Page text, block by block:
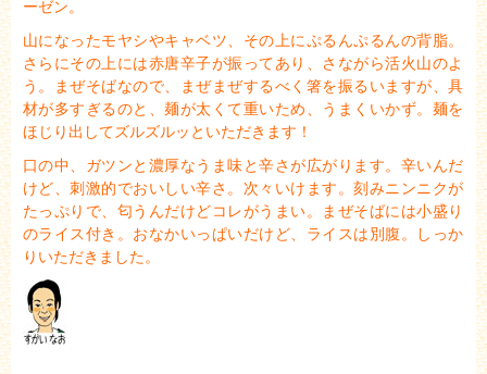
ーゼン。
山になったモヤシやキャベツ、その上にぷるんぷるんの背脂。
さらにその上には赤唐辛子が振ってあり、さながら活火山のよ
う。
まぜそばなので、まぜまぜするべく箸を振るいますが、具
材が多すぎるのと、麺が太くて重いため、うまくいかず。 麺を
ほじり出してズルズルッといただきます！
口の中、ガツンと濃厚なうま味と辛さが広がります。 辛いんだ
けど、刺激的でおいしい辛さ。次々いけます。刻みニンニクが
たっぷりで、匂うんだけどコレがうまい。
まぜそばには小盛り
のライス付き。 おなかいっぱいだけど、ライスは別腹。
しっか
りいただきました。